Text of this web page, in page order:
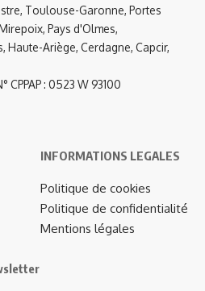
Toulouse-Garonne, Portes
Pays d'Olmes,
Haute-Ariège, Cerdagne, Capcir,
CPPAP : 0523 W 93100
INFORMATIONS LEGALES
Politique de cookies
Politique de confidentialité
Mentions légales